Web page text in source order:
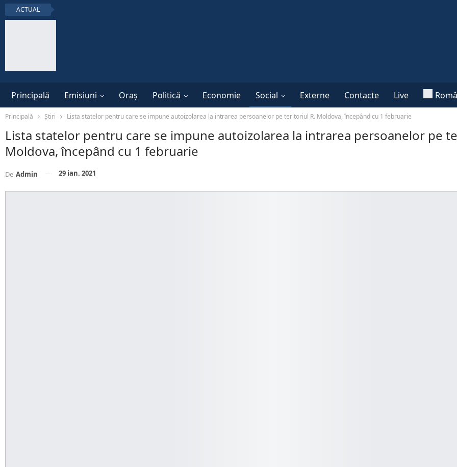
ACTUAL
Principală Emisiuni Oraș Politică Economie Social Externe Contacte Live
Principală Știri Lista statelor pentru care se impune autoizolarea la intrarea persoanelor pe teritoriul R. Moldova, începând cu 1 februarie
Lista statelor pentru care se impune autoizolarea la intrarea persoanelor pe
Moldova, începând cu 1 februarie
De Admin 29 ian. 2021